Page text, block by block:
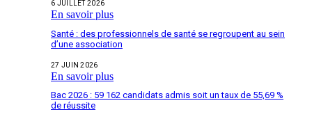
6 JUILLET 2026
En savoir plus
Santé : des professionnels de santé se regroupent au sein
d’une association
27 JUIN 2026
En savoir plus
Bac 2026 : 59 162 candidats admis soit un taux de 55,69 %
de réussite